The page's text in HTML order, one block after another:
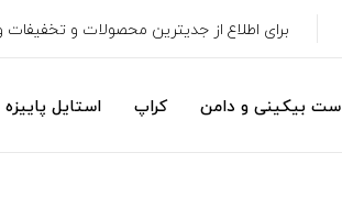
برای اطلاع از جدیترین محصولات و تخفیفات
ست بیکینی و دامن کراپ استایل پاییزه